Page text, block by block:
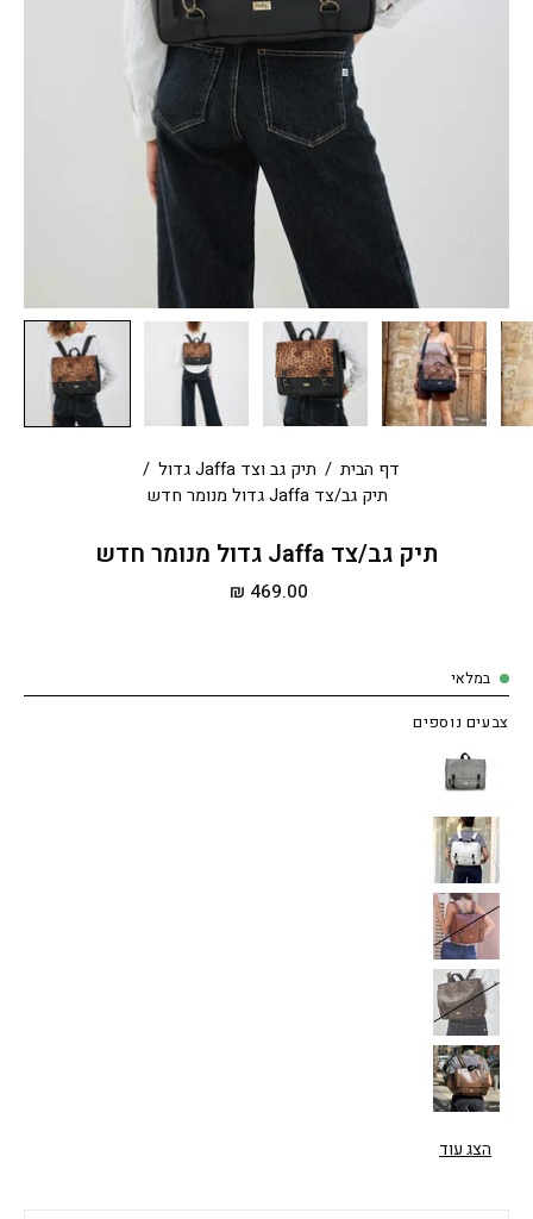
דף הבית / תיק גב וצד Jaffa גדול
/
תיק גב/צד Jaffa גדול מנומר חדש
תיק גב/צד Jaffa גדול מנומר חדש
469.00 ₪
במלאי
צבעים נוספים
הצג עוד